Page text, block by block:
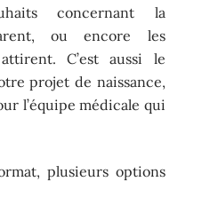
concernant la
ou encore les
C’est aussi le
projet de naissance,
l’équipe médicale qui
plusieurs options